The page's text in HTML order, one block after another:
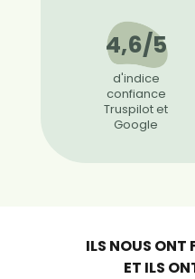
4,6/5
d'indice
confiance
Truspilot et
Google
ILS NOUS ONT
ET ILS